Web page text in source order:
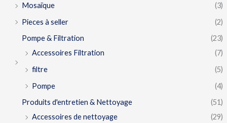
Mosaïque
(3)
Pieces à seller
(2)
Pompe & Filtration
(23)
Accessoires Filtration
(7)
filtre
(5)
Pompe
(4)
Produits d'entretien & Nettoyage
(51)
Accessoires de nettoyage
(29)